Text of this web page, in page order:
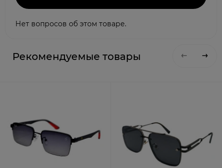
Нет вопросов об этом товаре.
Рекомендуемые товары